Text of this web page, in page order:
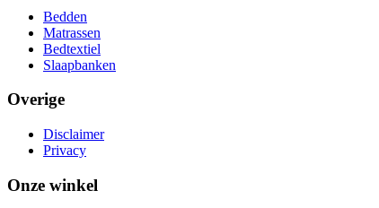
Bedden
Matrassen
Bedtextiel
Slaapbanken
Overige
Disclaimer
Privacy
Onze winkel